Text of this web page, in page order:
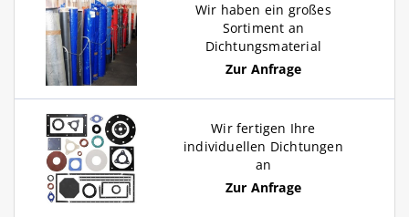
Wir haben ein großes
Sortiment an
Dichtungsmaterial
Zur Anfrage
Wir fertigen Ihre
individuellen Dichtungen
an
Zur Anfrage